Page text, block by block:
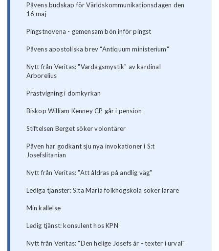
Påvens budskap för Världskommunikationsdagen den
16 maj
Pingstnovena - gemensam bön inför pingst
Påvens apostoliska brev "Antiquum ministerium"
Nytt från Veritas: "Vardagsmystik" av kardinal
Arborelius
Prästvigning i domkyrkan
Biskop William Kenney CP går i pension
Stiftelsen Berget söker volontärer
Påven har godkänt sju nya invokationer i S:t
Josefslitanian
Nytt från Veritas: "Att åldras på andlig väg"
Lediga tjänster: S:ta Maria folkhögskola söker lärare
Min kallelse
Ledig tjänst: konsulent hos KPN
Nytt från Veritas: "Den helige Josefs år - texter i urval"